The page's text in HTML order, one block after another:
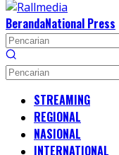
BerandaNational Press
STREAMING
REGIONAL
NASIONAL
INTERNATIONAL